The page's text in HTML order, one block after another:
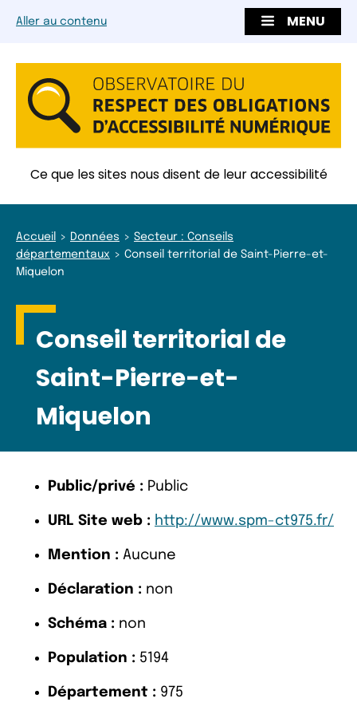
Aller au contenu MENU
Ce que les sites nous disent de leur accessibilité
Accueil Données
Secteur : Conseils
départementaux
Conseil territorial de Saint-Pierre-et-
Miquelon
Conseil territorial de
Saint-Pierre-et-
Miquelon
Public/privé : Public
URL Site web : http://www.spm-ct975.fr/
Mention : Aucune
Déclaration : non
Schéma : non
Population : 5194
Département : 975